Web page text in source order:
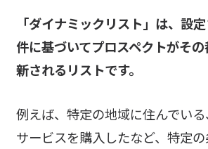
「ダイナミックリスト」は、設
件に基づいてプロスペクトがそ
新されるリストです。
例えば、特定の地域に住んでいる
サービスを購入したなど、特定